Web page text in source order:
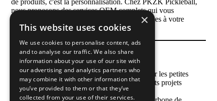
nous proposons des services OEM complets qui vous
permettent d'adapter chaque détail de vos pagaies à votre
stratégie de marché.
Options de fabrication
Paddles de presse à froid - flexible pour les petites
quantités, idéal pour les essais ou les petits projets
personnalisés.
×
This website uses cookies
We use cookies to personalise content, ads
and to analyse our traffic. We also share
information about your use of our site with
our advertising and analytics partners who
may combine it with other information that
you’ve provided to them or that they’ve
collected from your use of their services.